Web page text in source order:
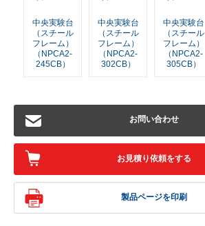
中央実験台
（スチール
フレーム）
（NPCA2-
245CB）
中央実験台
（スチール
フレーム）
（NPCA2-
302CB）
中央実験台
（スチール
フレーム）
（NPCA2-
305CB）
お問い合わせ
お見積り依頼をする
製品ページを印刷